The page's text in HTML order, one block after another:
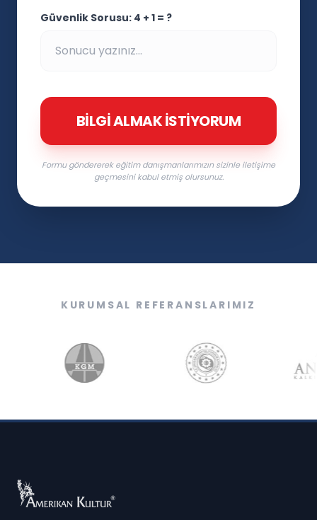
Güvenlik Sorusu: 4 + 1 = ?
BILGI ALMAK İSTIYORUM
Formu göndererek eğitim danışmanlarımızın sizinle iletişime
geçmesini kabul etmiş olursunuz.
KURUMSAL REFERANSLARIMIZ